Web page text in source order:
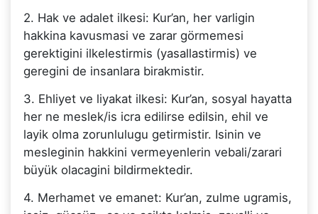
2. Hak ve adalet ilkesi: Kur’an, her varligin
hakkina kavusmasi ve zarar görmemesi
gerektigini ilkelestirmis (yasallastirmis) ve
geregini de insanlara birakmistir.
3. Ehliyet ve liyakat ilkesi: Kur’an, sosyal hayatta
her ne meslek/is icra edilirse edilsin, ehil ve
layik olma zorunlulugu getirmistir. Isinin ve
mesleginin hakkini vermeyenlerin vebali/zarari
büyük olacagini bildirmektedir.
4. Merhamet ve emanet: Kur’an, zulme ugramis,